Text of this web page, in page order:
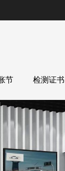
节 检测证书